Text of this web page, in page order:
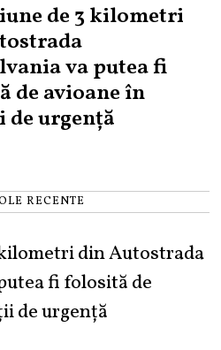
de 3 kilometri
va putea fi
de avioane în
urgență
RECENTE
din Autostrada
fi folosită de
de urgență